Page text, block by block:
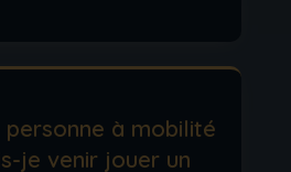
personne à mobilité
je venir jouer un